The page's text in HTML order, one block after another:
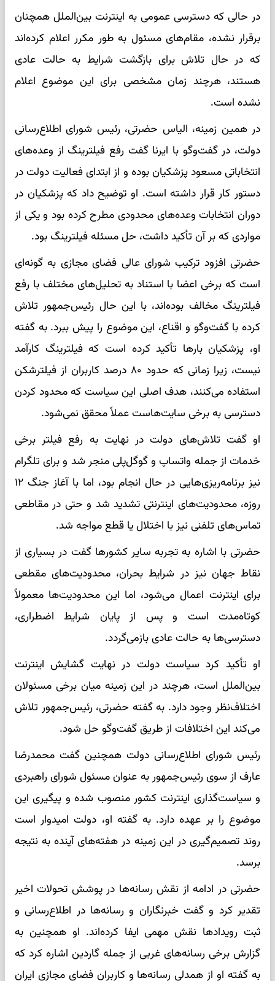
در حالی که دسترسی عمومی به اینترنت بین‌الملل همچنان
برقرار نشده، مقام‌های مسئول به طور مکرر اعلام کرده‌اند
که در حال تلاش برای بازگشت شرایط به حالت عادی
هستند، هرچند زمان مشخصی برای این موضوع اعلام
نشده است.
در همین زمینه، الیاس حضرتی، رئیس شورای اطلاع‌رسانی
دولت، در گفت‌وگو با ایرنا گفت رفع فیلترینگ از وعده‌های
انتخاباتی مسعود پزشکیان بوده و از ابتدای فعالیت دولت در
دستور کار قرار داشته است. او توضیح داد که پزشکیان در
دوران انتخابات وعده‌های محدودی مطرح کرده بود و یکی از
مواردی که بر آن تأکید داشت، حل مسئله فیلترینگ بود.
حضرتی افزود ترکیب شورای عالی فضای مجازی به گونه‌ای
است که برخی اعضا با استناد به تحلیل‌های مختلف با رفع
فیلترینگ مخالف بوده‌اند، با این حال رئیس‌جمهور تلاش
کرده با گفت‌وگو و اقناع، این موضوع را پیش ببرد. به گفته
او، پزشکیان بارها تأکید کرده است که فیلترینگ کارآمد
نیست، زیرا زمانی که حدود ۸۰ درصد کاربران از فیلترشکن
استفاده می‌کنند، هدف اصلی این سیاست که محدود کردن
دسترسی به برخی سایت‌هاست عملاً محقق نمی‌شود.
او گفت تلاش‌های دولت در نهایت به رفع فیلتر برخی
خدمات از جمله واتساپ و گوگل‌پلی منجر شد و برای تلگرام
نیز برنامه‌ریزی‌هایی در حال انجام بود، اما با آغاز جنگ ۱۲
روزه، محدودیت‌های اینترنتی تشدید شد و حتی در مقاطعی
تماس‌های تلفنی نیز با اختلال یا قطع مواجه شد.
حضرتی با اشاره به تجربه سایر کشورها گفت در بسیاری از
نقاط جهان نیز در شرایط بحران، محدودیت‌های مقطعی
برای اینترنت اعمال می‌شود، اما این محدودیت‌ها معمولاً
کوتاه‌مدت است و پس از پایان شرایط اضطراری،
دسترسی‌ها به حالت عادی بازمی‌گردد.
او تأکید کرد سیاست دولت در نهایت گشایش اینترنت
بین‌الملل است، هرچند در این زمینه میان برخی مسئولان
اختلاف‌نظر وجود دارد. به گفته حضرتی، رئیس‌جمهور تلاش
می‌کند این اختلافات از طریق گفت‌وگو حل شود.
رئیس شورای اطلاع‌رسانی دولت همچنین گفت محمدرضا
عارف از سوی رئیس‌جمهور به عنوان مسئول شورای راهبردی
و سیاست‌گذاری اینترنت کشور منصوب شده و پیگیری این
موضوع را بر عهده دارد. به گفته او، دولت امیدوار است
روند تصمیم‌گیری در این زمینه در هفته‌های آینده به نتیجه
برسد.
حضرتی در ادامه از نقش رسانه‌ها در پوشش تحولات اخیر
تقدیر کرد و گفت خبرنگاران و رسانه‌ها در اطلاع‌رسانی و
ثبت رویدادها نقش مهمی ایفا کرده‌اند. او همچنین به
گزارش برخی رسانه‌های غربی از جمله گاردین اشاره کرد که
به گفته او از همدلی رسانه‌ها و کاربران فضای مجازی ایران